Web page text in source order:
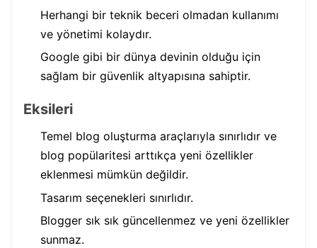
Herhangi bir teknik beceri olmadan kullanımı
ve yönetimi kolaydır.
Google gibi bir dünya devinin olduğu için
sağlam bir güvenlik altyapısına sahiptir.
Eksileri
Temel blog oluşturma araçlarıyla sınırlıdır ve
blog popülaritesi arttıkça yeni özellikler
eklenmesi mümkün değildir.
Tasarım seçenekleri sınırlıdır.
Blogger sık sık ​​güncellenmez ve yeni özellikler
sunmaz.